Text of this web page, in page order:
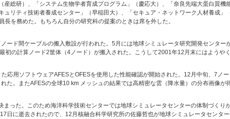
総研）、「システム生物学者育成プログラム」（慶応大）、「奈良先端大蛋白質機
リティ技術者養成センター」（早稲田大）、「セキュア・ネットワーク人材養成」
を務めた。もちろん自分の研究科の提案のときは席を外した。
ド間ケーブルの搬入敷設が行われた。5月には地球シミュレータ研究開発センター
の計算ノード2筐体（4ノード）が搬入された。こうして2001年12月末にはようや
用ソフトウェアAFESとOFESを使用した性能確認が開始された。12月中旬、7ノー
。またAFESの全球10 km メッシュの結果では高精密な雲（降水量）の分布画像が
った。このため海洋科学技術センターでは地球シミュレータセンターの体制づくり
に逝去されたので、12月核融合科学研究所の佐藤哲也が地球シミュレータセンタ